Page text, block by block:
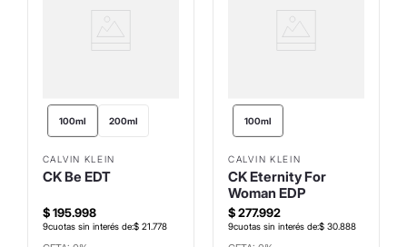
100ml 200ml
CALVIN KLEIN
CK Be EDT
$ 195.998
9cuotas sin interés de:$ 21 778
100ml
CALVIN KLEIN
CK Eternity For
Woman EDP
$277.992
9cuotas sin interés de:$ 30888